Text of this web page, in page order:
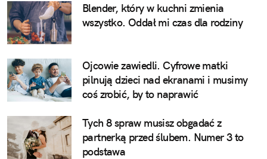
Blender, który w kuchni zmienia
wszystko. Oddał mi czas dla rodziny
Ojcowie zawiedli. Cyfrowe matki
pilnują dzieci nad ekranami i musimy
coś zrobić, by to naprawić
Tych 8 spraw musisz obgadać z
partnerką przed ślubem. Numer 3 to
podstawa